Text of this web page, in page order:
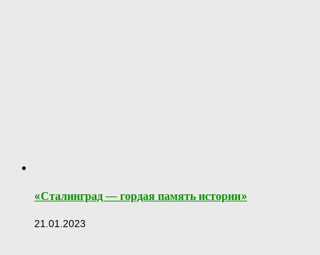
«Сталинград — гордая память истории»
21.01.2023